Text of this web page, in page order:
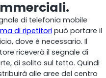
verso il router.
di telefonia mobile
di ripetitoripuò portare il
dove è necessario. Il
riceverà il segnale di
di solito sul tetto. Quindi
alle aree del centro